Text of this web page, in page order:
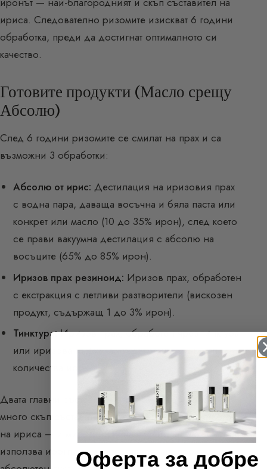
ириса. Следователно ризомите изискват 6 години
обработка, преди да достигнат оптималното си
качество.
Готовите продукти (Масло срещу
Абсолю)
След 6 години ризомите се смилат на прах и са
възможни 3 обработки:
Абсолю от ирис: Дестилация на иризовия прах
с водна пара, даваща восъчна и бяла паста или
конкрет или масло (10 до 35% ирон), след което
се прави вакуумна дестилация с абсолю на
восъците (65% до 85% ирон).
Иризов прах резиноид: Иризов прах, обработен
с екстракция с летливи разтворители (вискозен
продукт, съдържащ 1 до 3% ирон).
Тинктура:Иризов прах, обработен чрез тинктура
или иризова инфузия, съдържаща минимални
количества ирон.
Двата главни съставители на ириса са иронът —
много скъп съставител, представляващ качеството
на ириса — и миристиновата киселина. Може да се
използва иронът сам, представляващ продукт на
Оферта за добре